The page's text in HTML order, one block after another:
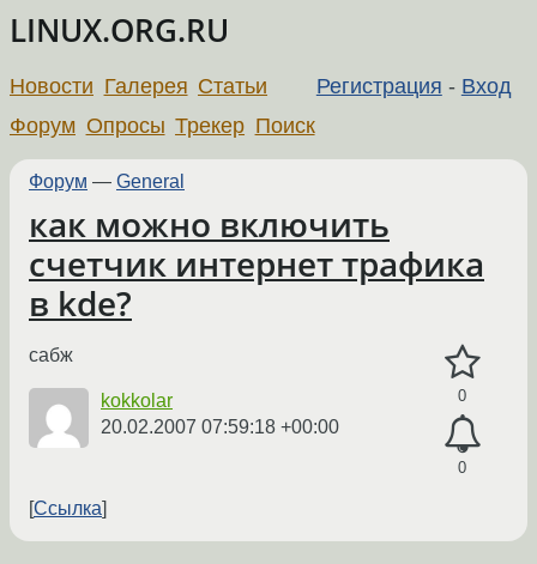
LINUX.ORG.RU
Регистрация - Вход
Новости Галерея Статьи
Форум Опросы Трекер Поиск
Форум — General
как можно включить
счетчик интернет трафика
в kde?
0
0
сабж
kokkolar
20.02.2007 07:59:18 +00:00
Ссылка